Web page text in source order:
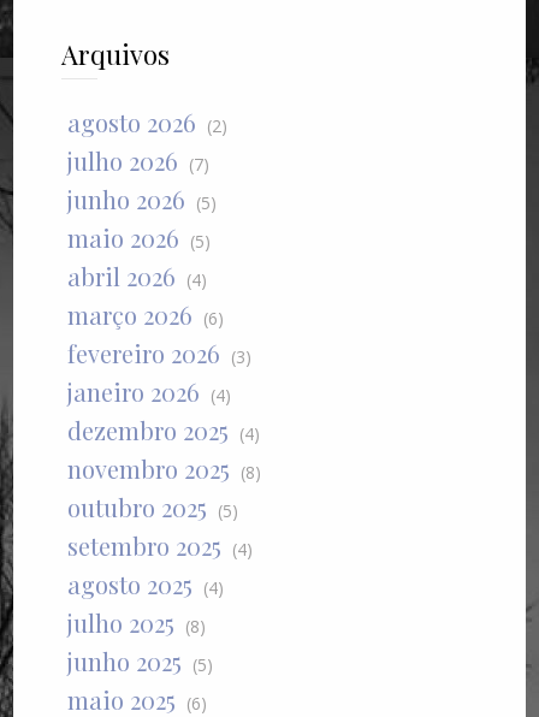
Arquivos
agosto 2026 (2)
julho 2026 (7)
junho 2026 (5)
maio 2026 (5)
abril 2026 (4)
março 2026 (6)
fevereiro 2026 (3)
janeiro 2026 (4)
dezembro 2025 (4)
novembro 2025 (8)
outubro 2025 (5)
setembro 2025 (4)
agosto 2025 (4)
julho 2025 (8)
junho 2025 (5)
maio 2025 (6)